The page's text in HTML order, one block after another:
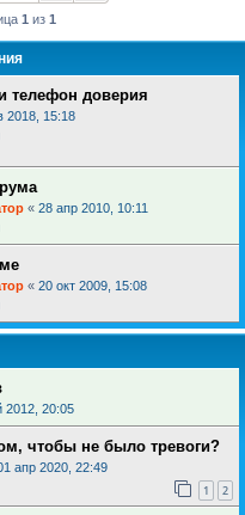
1 из 1
телефон доверия
2018, 15:18
« 28 апр 2010, 10:11
« 20 окт 2009, 15:08
2012, 20:05
чтобы не было тревоги?
апр 2020, 22:49
1 2